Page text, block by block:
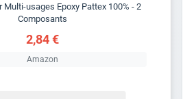
Multi-usages Epoxy Pattex 100% - 2
Composants
2,84 €
Amazon